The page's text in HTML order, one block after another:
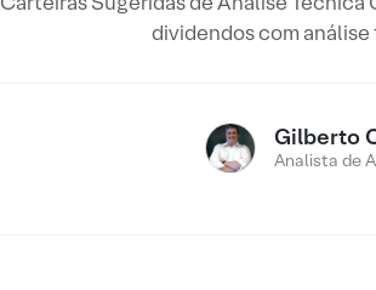
dividendos com análise
Gilberto
Analista de